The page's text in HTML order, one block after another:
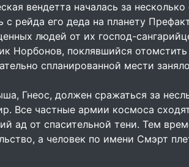
вендетта началась за
с рейда его деда на планету
людей от их господ-
Норбонов, поклявшийся
спланированной мести
Гнеос, должен сражаться за
Все частные армии космоса
ад от спасительной тени. Тем
а человек по имени Смэрт